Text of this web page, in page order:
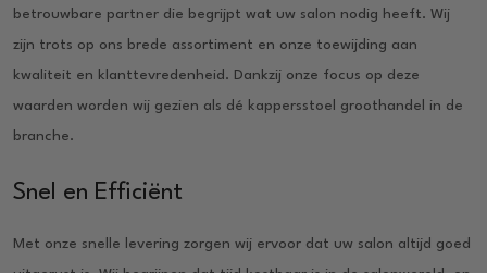
betrouwbare partner die begrijpt wat uw salon nodig heeft. Wij
zijn trots op ons brede assortiment en onze toewijding aan
kwaliteit en klanttevredenheid. Dankzij onze focus op deze
waarden worden wij gezien als dé kappersstoel groothandel in de
branche.
Snel en Efficiënt
Met onze snelle levering zorgen wij ervoor dat uw salon altijd goed